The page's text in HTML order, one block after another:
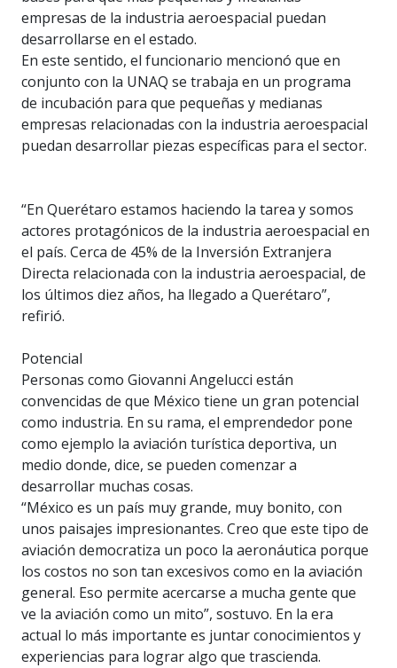
empresas de la industria aeroespacial puedan
desarrollarse en el estado.
En este sentido, el funcionario mencionó que en
conjunto con la UNAQ se trabaja en un programa
de incubación para que pequeñas y medianas
empresas relacionadas con la industria aeroespacial
puedan desarrollar piezas específicas para el sector.
“En Querétaro estamos haciendo la tarea y somos
actores protagónicos de la industria aeroespacial en
el país. Cerca de 45% de la Inversión Extranjera
Directa relacionada con la industria aeroespacial, de
los últimos diez años, ha llegado a Querétaro”,
refirió.
Potencial
Personas como Giovanni Angelucci están
convencidas de que México tiene un gran potencial
como industria. En su rama, el emprendedor pone
como ejemplo la aviación turística deportiva, un
medio donde, dice, se pueden comenzar a
desarrollar muchas cosas.
“México es un país muy grande, muy bonito, con
unos paisajes impresionantes. Creo que este tipo de
aviación democratiza un poco la aeronáutica porque
los costos no son tan excesivos como en la aviación
general. Eso permite acercarse a mucha gente que
ve la aviación como un mito”, sostuvo. En la era
actual lo más importante es juntar conocimientos y
experiencias para lograr algo que trascienda.